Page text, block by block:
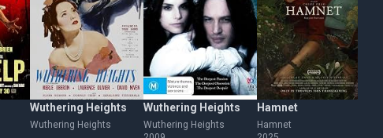
Wuthering Heights
Wuthering Heights
Wuthering Heights
Wuthering Heights
Hamnet
Hamnet